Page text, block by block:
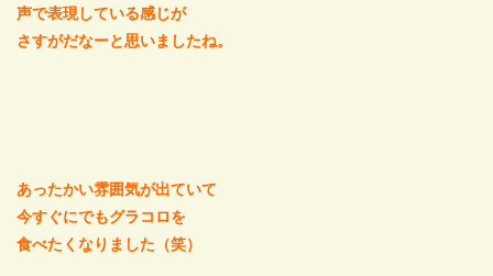
声で表現している感じが
さすがだなーと思いましたね。
あったかい雰囲気が出ていて
今すぐにでもグラコロを
食べたくなりました（笑）